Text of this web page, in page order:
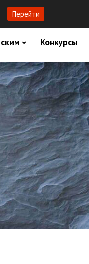
Конкурсы
Перейти